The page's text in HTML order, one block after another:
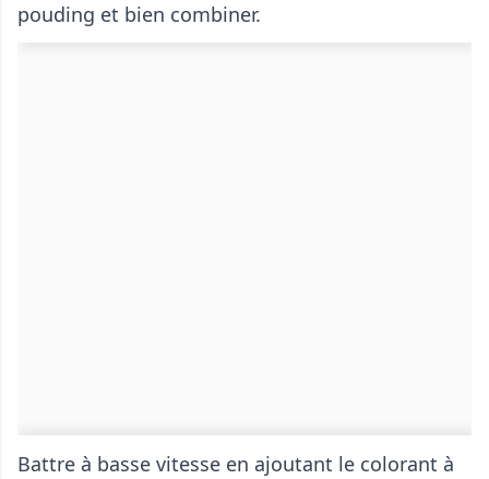
pouding et bien combiner.
Battre à basse vitesse en ajoutant le colorant à